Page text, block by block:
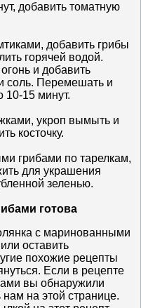
добавить томатную
добавить грибы
горячей водой.
и добавить
соль. Перемешать и
10-15 минут.
укроп вымыть и
косточку.
грибами по тарелкам,
для украшения
зеленью.
готова
с маринованными
оставить
похожие рецепты
Если в рецепте
вы обнаружили
на этой странице.